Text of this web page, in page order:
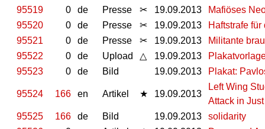
95519
0 de Presse ✂ 19.09.2013
Mafiöses
95520
0 de Presse ✂ 19.09.2013
Haftstrafe für
95521
0 de Presse ✂ 19.09.2013
Militante
95522
0 de Upload △ 19.09.2013
95523
0 de Bild 19.09.2013 Plakat:
95524 166 en Artikel ★ 19.09.2013
Left Wing
Attack in
95525
166 de Bild 19.09.2013
solidarity